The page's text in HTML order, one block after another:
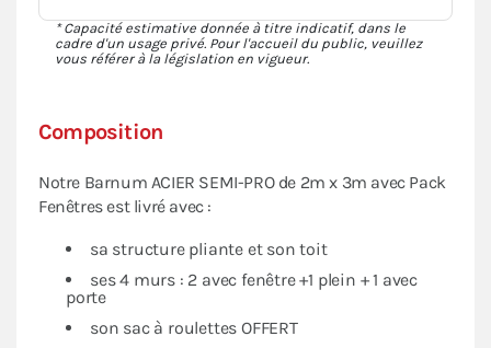
Composition
Notre Barnum ACIER SEMI-PRO de 2m x 3m avec Pack
Fenêtres est livré avec :
sa structure pliante et son toit
ses 4 murs : 2 avec fenêtre +1 plein + 1 avec
porte
son sac à roulettes OFFERT
* Capacité estimative donnée à titre indicatif, dans le
cadre d'un usage privé. Pour l'accueil du public, veuillez
vous référer à la législation en vigueur.